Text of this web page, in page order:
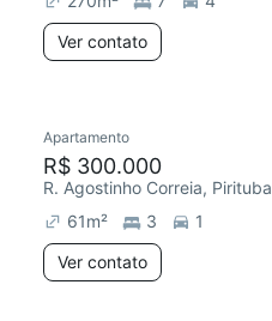
Ver contato
Apartamento
R$ 300.000
R. Agostinho Correia, Pirituba
61m² 3
1
Ver contato